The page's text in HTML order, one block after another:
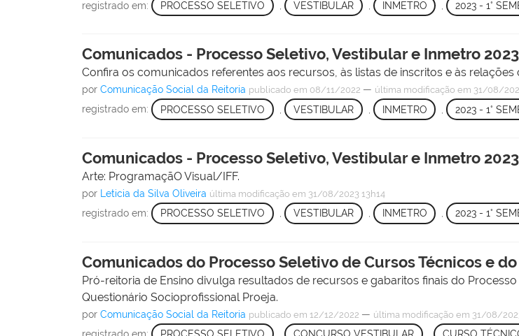
registrado em: PROCESSO SELETIVO VESTIBULAR INMETRO , 2023 - 1°
Comunicados - Processo Seletivo, Vestibular e Inmetro
Confira os comunicados referentes aos recursos, às listas de inscritos e às
porComunicação Social da Reitoria publicado em 08/11/2022 — última modificação em 31/08/
registrado em: PROCESSO SELETIVO VESTIBULAR INMETRO , 2023 - 1°
Comunicados - Processo Seletivo, Vestibular e Inmetro
Arte: ProgramaçãO Visual/IFF.
por Leticia da Silva Oliveira última modificação em 31/08/2023 13h14
registrado em: PROCESSO SELETIVO , VESTIBULAR , INMETRO , 2023 - 1°
Comunicados do Processo Seletivo de Cursos Técnicos e
Pró-reitoria de Ensino divulga resultados de recursos e gabaritos finais do
Questionário Socioprofissional Proeja.
porComunicação Social da Reitoria publicado em 12/12/2022 — última modificação em 31/08/